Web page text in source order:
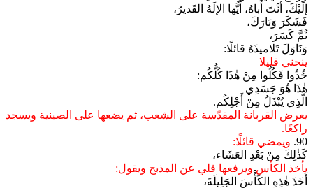
إلَيْكَ، أنْتَ أَباهُ، أَيُّها الإلَهُ القَديرُ،
فَشَكَرَ وَبَارَكَ،
ثُمَّ كَسَرَ،
وَنَاوَلَ تَلاميذَهُ قائلًا:
ينحني قليلا
خُذُوا فَكُلُوا مِنْ هٰذَا كُلُّكُم:
هٰذَا هُوَ جَسَدِي
الَّذِي يُبْذَلُ مِنْ أَجْلِكُم.
يعرض القربانة المقدّسة على الشعب، ثم يضعها على الصينية ويسجد
راكعًا.
90. ويمضي قائلًا:
كَذٰلِكَ مِنْ بَعْدِ العَشَاء،
يأخذ الكأس ويرفعها قلي عن المذبح ويقول:
أَخَذَ هٰذِهِ الكَأْسَ الجَلِيلَةَ،